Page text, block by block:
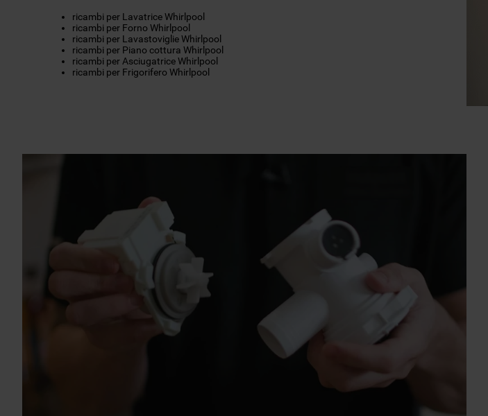
ricambi per Lavatrice Whirlpool
ricambi per Forno Whirlpool
ricambi per Lavastoviglie Whirlpool
ricambi per Piano cottura Whirlpool
ricambi per Asciugatrice Whirlpool
ricambi per Frigorifero Whirlpool